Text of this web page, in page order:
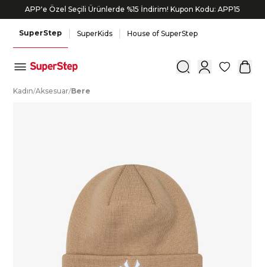
APP'e Özel Seçili Ürünlerde %15 İndirim! Kupon Kodu: APP15
Bonus kartlara özel vade farksız taksit seçenekleri!
SuperStep
SuperKids House of SuperStep
0
Kadın/Aksesuar/Bere